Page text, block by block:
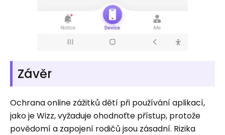
Závěr
Ochrana online zážitků dětí při používání aplikací,
jako je Wizz, vyžaduje ohodnoťte přístup, protože
povědomí a zapojení rodičů jsou zásadní. Rizika